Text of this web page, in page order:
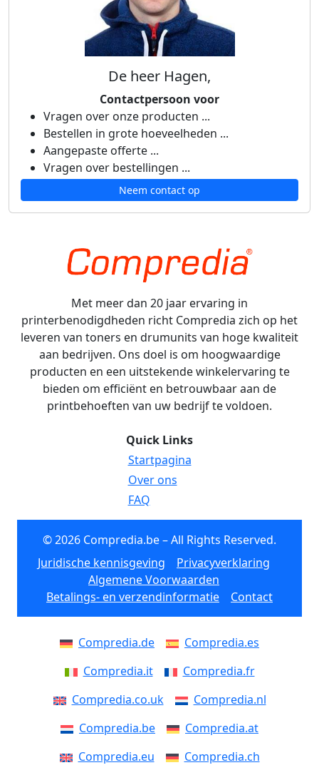
De heer Hagen,
Contactpersoon voor
Vragen over onze producten ...
Bestellen in grote hoeveelheden ...
Aangepaste offerte ...
Vragen over bestellingen ...
Neem contact op
Met meer dan 20 jaar ervaring in
printerbenodigdheden richt Compredia zich op het
leveren van toners en drumunits van hoge kwaliteit
aan bedrijven. Ons doel is om hoogwaardige
producten en een uitstekende winkelervaring te
bieden om efficiënt en betrouwbaar aan de
printbehoeften van uw bedrijf te voldoen.
Quick Links
Startpagina
Over ons
FAQ
© 2026 Compredia.be – All Rights Reserved.
Juridische kennisgeving
Privacyverklaring
Algemene Voorwaarden
Betalings- en verzendinformatie
Contact
Compredia.de
Compredia.es
Compredia.it
Compredia.fr
Compredia.co.uk
Compredia.nl
Compredia.be
Compredia.at
Compredia.eu
Compredia.ch